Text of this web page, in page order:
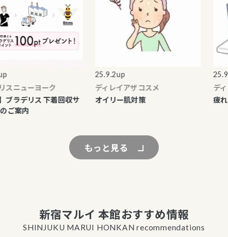
ューヨーク
デリス 下着回収サ
案内
25.9.2up
ディレイアザコスメ
オイリー肌対策
ディ
疲れ
もっと見る
新宿マルイ 本館おすすめ情報
SHINJUKU MARUI HONKAN recommendations